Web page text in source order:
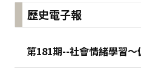
歷史電子報
第181期--社會情緒學習～